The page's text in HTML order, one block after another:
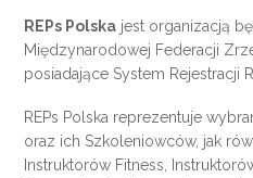
REPs Polska jest organizacją
Międzynarodowej Federacji
posiadające System Rejestracji
REPs Polska reprezentuje
oraz ich Szkoleniowców, jak
Instruktorów Fitness,